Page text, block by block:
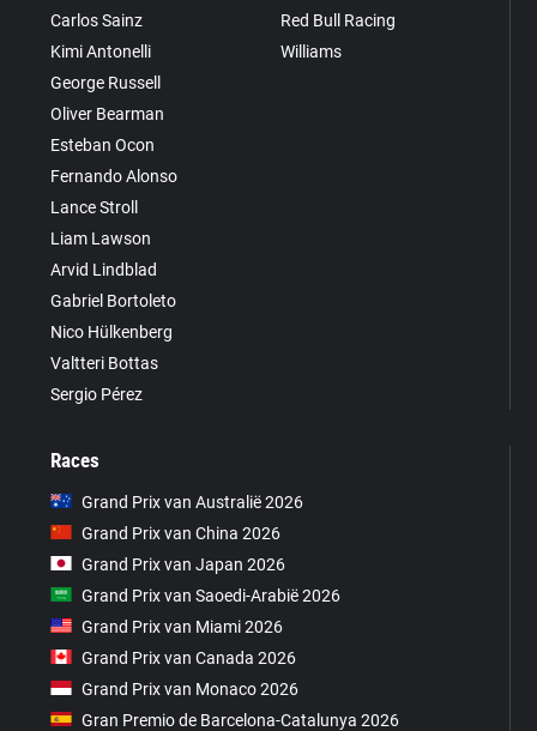
Carlos Sainz
Kimi Antonelli
George Russell
Oliver Bearman
Esteban Ocon
Fernando Alonso
Lance Stroll
Liam Lawson
Arvid Lindblad
Gabriel Bortoleto
Nico Hülkenberg
Valtteri Bottas
Sergio Pérez
Red Bull Racing
Williams
Races
Grand Prix van Australië 2026
Grand Prix van China 2026
Grand Prix van Japan 2026
Grand Prix van Saoedi-Arabië 2026
Grand Prix van Miami 2026
Grand Prix van Canada 2026
Grand Prix van Monaco 2026
Gran Premio de Barcelona-Catalunya 2026